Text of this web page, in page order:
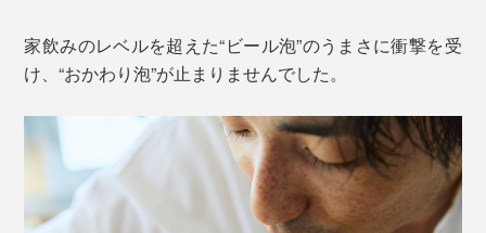
家飲みのレベルを超えた“ビール泡”のうまさに衝撃を受
け、“おかわり泡”が止まりませんでした。